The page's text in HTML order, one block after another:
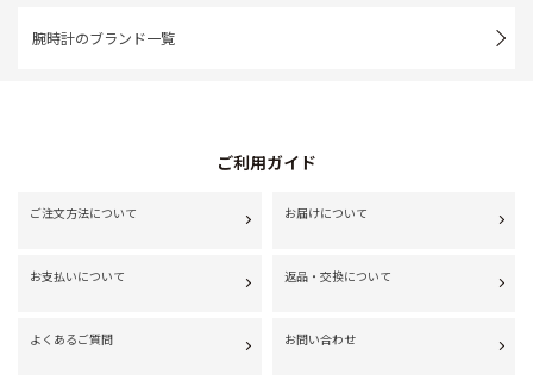
腕時計のブランド一覧
ご利用ガイド
ご注文方法について お届けについて
お支払いについて 返品・交換について
よくあるご質問 お問い合わせ